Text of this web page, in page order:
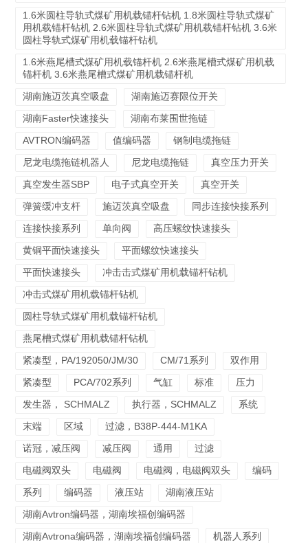
1.6米圆柱导轨式煤矿用机载锚杆钻机 1.8米圆柱导轨式煤矿
用机载锚杆钻机 2.6米圆柱导轨式煤矿用机载锚杆钻机 3.6米
圆柱导轨式煤矿用机载锚杆钻机
1.6米燕尾槽式煤矿用机载锚杆机 2.6米燕尾槽式煤矿用机载
锚杆机 3.6米燕尾槽式煤矿用机载锚杆机
湖南施迈茨真空吸盘
湖南施迈赛限位开关
湖南Faster快速接头
湖南布莱围世拖链
AVTRON编码器
值编码器
钢制电缆拖链
尼龙电缆拖链机器人
尼龙电缆拖链
真空压力开关
真空发生器SBP
电子式真空开关
真空开关
弹簧缓冲支杆
施迈茨真空吸盘
同步连接快接系列
连接快接系列
单向阀
高压螺纹快速接头
黄铜平面快速接头
平面螺纹快速接头
平面快速接头
冲击击式煤矿用机载锚杆钻机
冲击式煤矿用机载锚杆钻机
圆柱导轨式煤矿用机载锚杆钻机
燕尾槽式煤矿用机载锚杆钻机
紧凑型，PA/192050/JM/30
CM/71系列
双作用
紧凑型
PCA/702系列 气缸 标准
压力
发生器， SCHMALZ
执行器，SCHMALZ
系统
末端
区域
过滤，B38P-444-M1KA
诺冠，减压阀
减压阀 通用
过滤
电磁阀双头
电磁阀 电磁阀，电磁阀双头
编码
系列
编码器 液压站
湖南液压站
湖南Avtron编码器，湖南埃福创编码器
湖南Avtrona编码器，湖南埃福创编码器
机器人系列